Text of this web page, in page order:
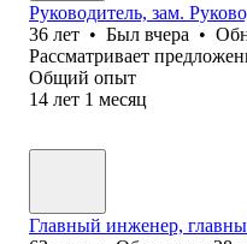
Руководитель, зам.
36 лет • Был вчера •
Рассматривает
Общий опыт
14 лет 1 месяц
Главный инженер,